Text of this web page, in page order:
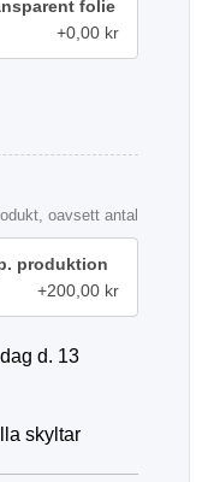
folie
+0,00 kr
oavsett antal
produktion
+200,00 kr
d. 13
skyltar